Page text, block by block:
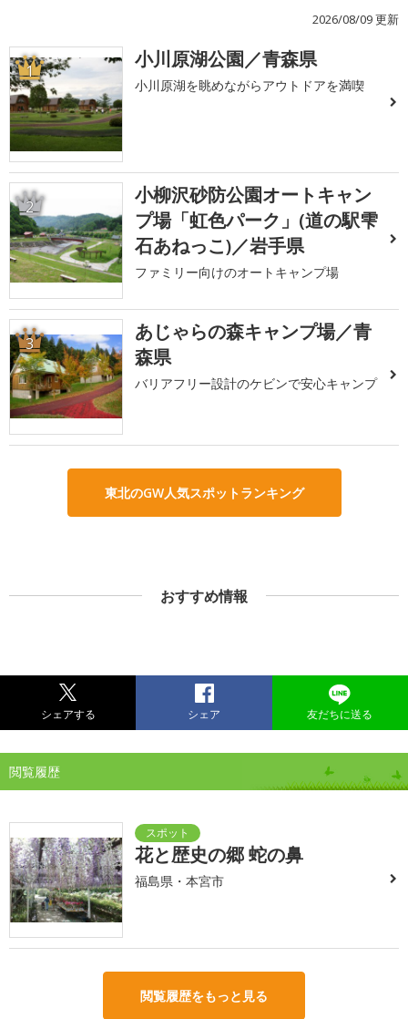
2026/08/09 更新
1 小川原湖公園／青森県
小川原湖を眺めながらアウトドアを満喫
2
小柳沢砂防公園オートキャン
プ場「虹色パーク」(道の駅雫
石あねっこ)／岩手県
ファミリー向けのオートキャンプ場
3
あじゃらの森キャンプ場／青
森県
バリアフリー設計のケビンで安心キャンプ
東北のGW人気スポットランキング
おすすめ情報
シェアする シェア 友だちに送る
閲覧履歴
花と歴史の郷 蛇の鼻
福島県・本宮市
閲覧履歴をもっと見る